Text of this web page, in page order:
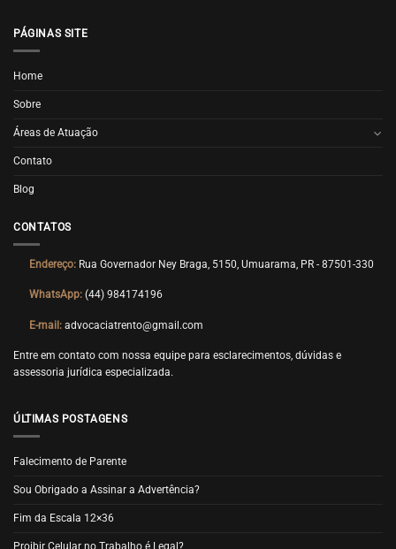
PÁGINAS SITE
Home
Sobre
Áreas de Atuação
Contato
Blog
CONTATOS
Endereço: Rua Governador Ney Braga, 5150, Umuarama, PR - 87501-330
WhatsApp: (44) 984174196
E-mail: advocaciatrento@gmail.com
Entre em contato com nossa equipe para esclarecimentos, dúvidas e
assessoria jurídica especializada.
ÚLTIMAS POSTAGENS
Falecimento de Parente
Sou Obrigado a Assinar a Advertência?
Fim da Escala 12×36
Proibir Celular no Trabalho é Legal?